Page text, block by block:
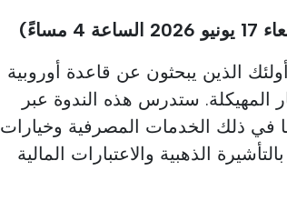
الذين يبحثون عن قاعدة أوروبية
المهيكلة. ستدرس هذه الندوة عبر
في ذلك الخدمات المصرفية وخيارات
الذهبية والاعتبارات المالية